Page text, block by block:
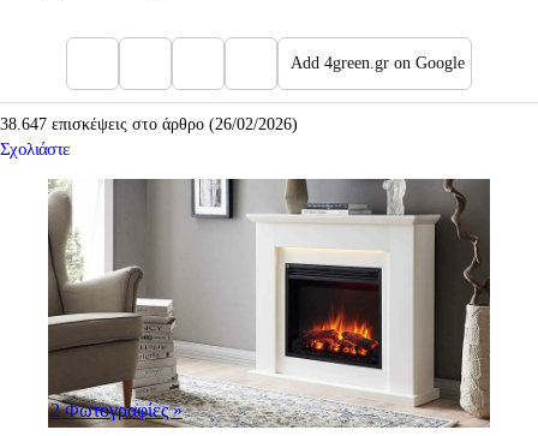
Add 4green.gr on Google
38.647 επισκέψεις στο άρθρο (26/02/2026)
Σχολιάστε
2 Φωτογραφίες»